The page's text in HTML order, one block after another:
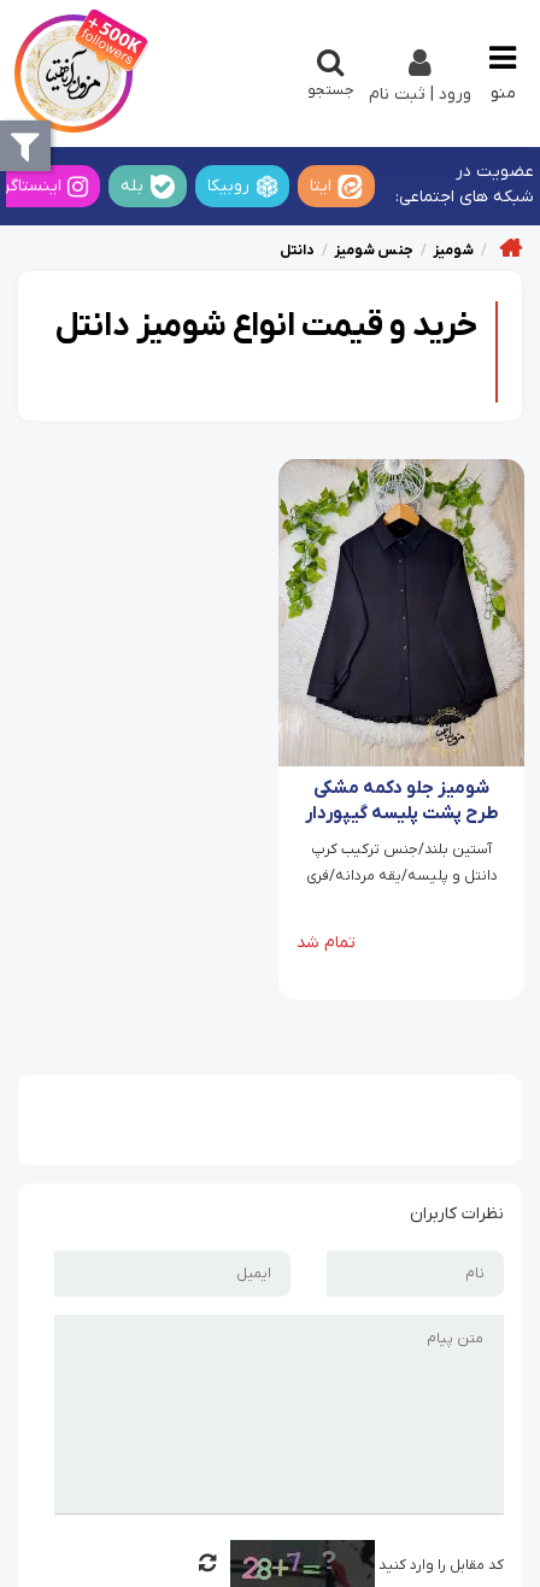
منو ورود | ثبت نام جستجو
عضویت در
شبکه های اجتماعی:
ایتا روبیکا بله
شومیز جنس شومیز دانتل
خرید و قیمت انواع شومیز دانتل
شومیز جلو دکمه مشکی
طرح پشت پلیسه گیپوردار
سوری
آستین بلند/جنس ترکیب کرپ
دانتل و پلیسه/یقه مردانه/فری
تمام شد
نظرات کاربران
کد مقابل را وارد کنید